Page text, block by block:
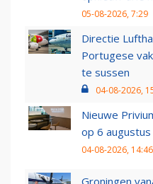
05-08-2026, 7:29
Directie
Portugese
te sussen
04-08-2026,
Nieuwe
op 6
04-08-2026, 14:46